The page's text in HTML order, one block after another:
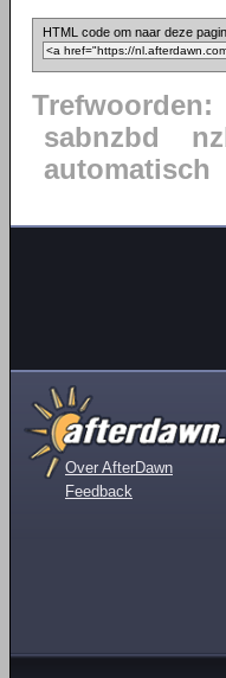
HTML code om naar deze
Trefwoorden:
sabnzbd
automatisch
Over AfterDawn
Feedback